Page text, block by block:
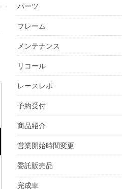
パーツ
フレーム
メンテナンス
リコール
レースレポ
予約受付
商品紹介
営業開始時間変更
委託販売品
完成車